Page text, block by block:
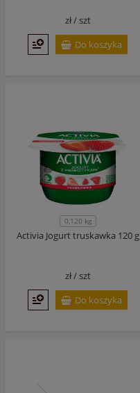
zł /szt
Do koszyka
0,120 kg
Activia Jogurt truskawka 120 g
zł /szt
Do koszyka